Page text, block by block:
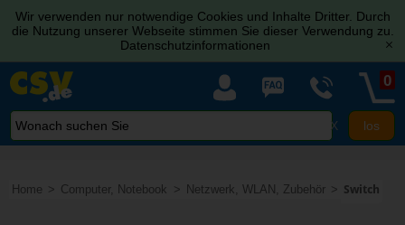
Wir verwenden nur notwendige Cookies und Inhalte Dritter. Durch
die Nutzung unserer Webseite stimmen Sie dieser Verwendung zu.
Datenschutzinformationen
[x]
X
0
Home Computer, Notebook Netzwerk, WLAN, Zubehör Switch